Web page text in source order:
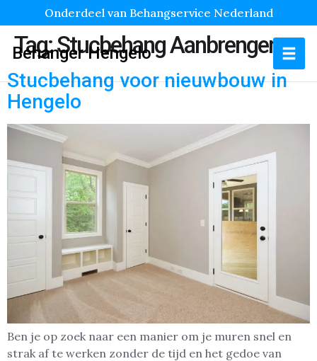
Onderdeel van Behangservice Nederland
Behanger Hengelo
Tag:Stucbehang Aanbrengen
Stucbehang voor nieuwbouw in
Hengelo
Ben je op zoek naar een manier om je muren snel en
strak af te werken zonder de tijd en het gedoe van